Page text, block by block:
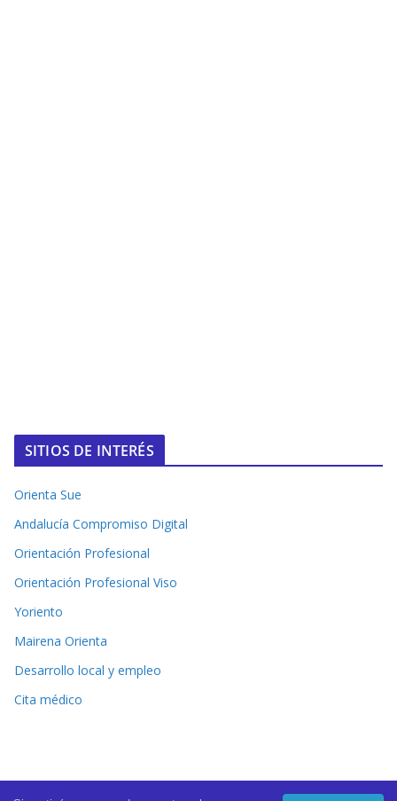
SITIOS DE INTERÉS
Orienta Sue
Andalucía Compromiso Digital
Orientación Profesional
Orientación Profesional Viso
Yoriento
Mairena Orienta
Desarrollo local y empleo
Cita médico